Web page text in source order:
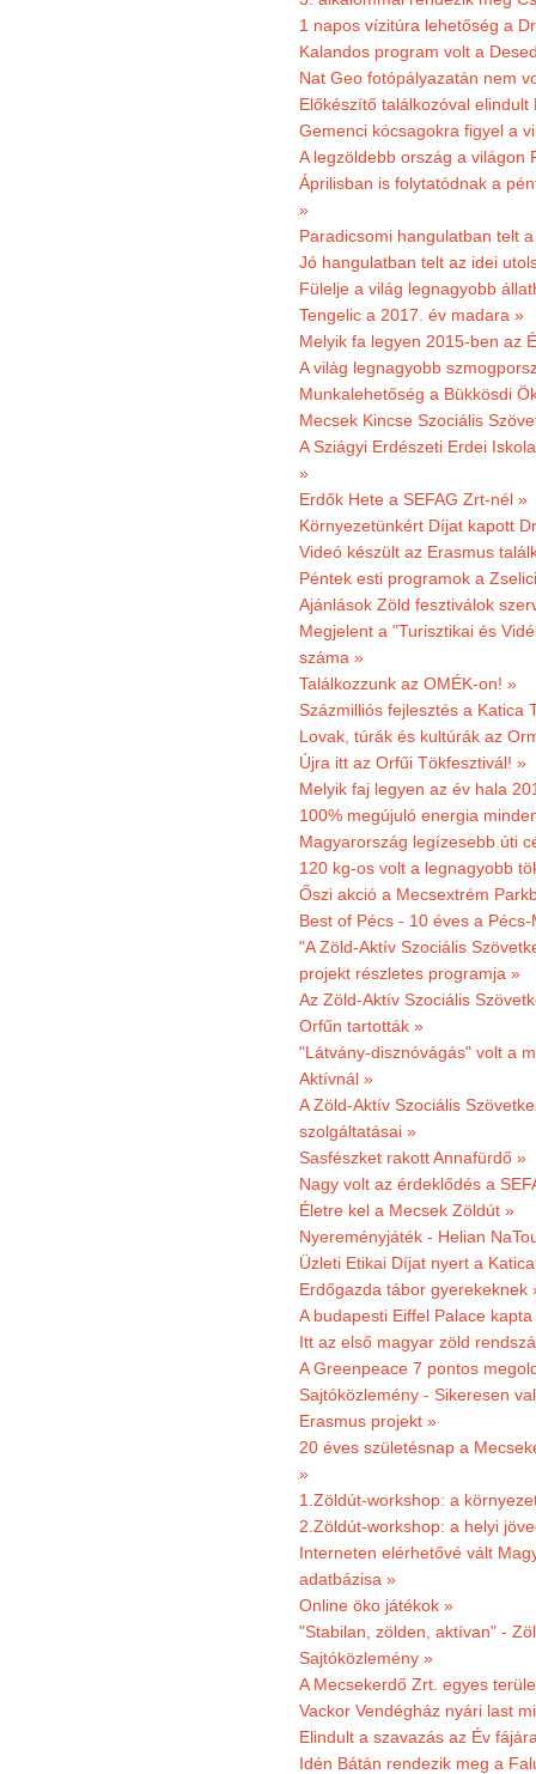
1 napos vízitúra lehetőség a
Kalandos program volt a
Nat Geo fotópályazatán nem
Előkészítő találkozóval
Gemenci kócsagokra figyel a
A legzöldebb ország a világon
Áprilisban is folytatódnak a
»
Paradicsomi hangulatban telt
Jó hangulatban telt az idei
Fülelje a világ legnagyobb
Tengelic a 2017. év madara »
Melyik fa legyen 2015-ben az
A világ legnagyobb
Munkalehetőség a Bükkösdi
Mecsek Kincse Szociális
A Sziágyi Erdészeti Erdei
»
Erdők Hete a SEFAG Zrt-nél »
Környezetünkért Díjat kapott
Videó készült az Erasmus
Péntek esti programok a
Ajánlások Zöld fesztiválok
Megjelent a "Turisztikai és
száma »
Találkozzunk az OMÉK-on! »
Százmilliós fejlesztés a Katica
Lovak, túrák és kultúrák az
Újra itt az Orfűi Tökfesztivál! »
Melyik faj legyen az év hala
100% megújuló energia
Magyarország legízesebb úti
120 kg-os volt a legnagyobb
Őszi akció a Mecsextrém
Best of Pécs - 10 éves a
"A Zöld-Aktív Szociális
projekt részletes programja »
Az Zöld-Aktív Szociális
Orfűn tartották »
"Látvány-disznóvágás" volt a
Aktívnál »
A Zöld-Aktív Szociális
szolgáltatásai »
Sasfészket rakott Annafürdő »
Nagy volt az érdeklődés a
Életre kel a Mecsek Zöldút »
Nyereményjáték - Helian
Üzleti Etikai Díjat nyert a
Erdőgazda tábor gyerekeknek
A budapesti Eiffel Palace
Itt az első magyar zöld
A Greenpeace 7 pontos
Sajtóközlemény - Sikeresen
Erasmus projekt »
20 éves születésnap a
»
1.Zöldút-workshop: a
2.Zöldút-workshop: a helyi
Interneten elérhetővé vált
adatbázisa »
Online öko játékok »
"Stabilan, zölden, aktívan" -
Sajtóközlemény »
A Mecsekerdő Zrt. egyes
Vackor Vendégház nyári last
Elindult a szavazás az Év
Idén Bátán rendezik meg a